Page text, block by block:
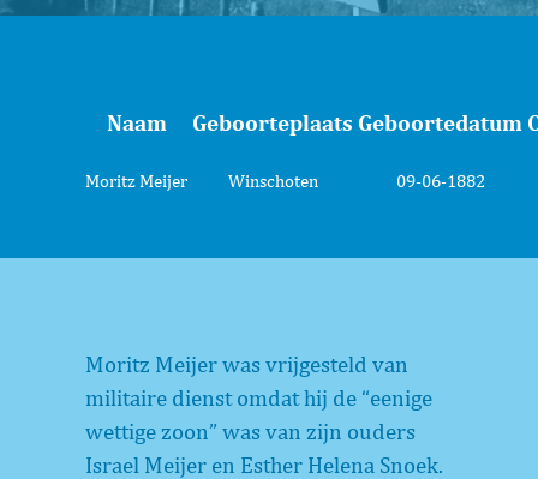
Naam Geboorteplaats Geboortedatum
Moritz Meijer Winschoten 09-06-1882
Moritz Meijer was vrijgesteld van
militaire dienst omdat hij de “eenige
wettige zoon” was van zijn ouders
Israel Meijer en Esther Helena Snoek.